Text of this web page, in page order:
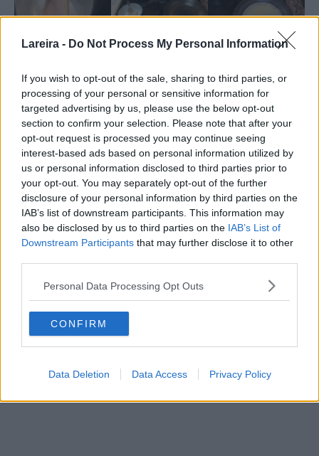
Lareira - Do Not Process My Personal Information
If you wish to opt-out of the sale, sharing to third parties, or
processing of your personal or sensitive information for
targeted advertising by us, please use the below opt-out
section to confirm your selection. Please note that after your
opt-out request is processed you may continue seeing
interest-based ads based on personal information utilized by
us or personal information disclosed to third parties prior to
your opt-out. You may separately opt-out of the further
disclosure of your personal information by third parties on the
IAB’s list of downstream participants. This information may
also be disclosed by us to third parties on the IAB’s List of
Downstream Participants that may further disclose it to other
Personal Data Processing Opt Outs
CONFIRM
Data Deletion Data Access Privacy Policy
Nutrición
Calorías:
199.29 kcal | Carbohidratos: 25.75 Proteínas: 8.97
g Grasa saturada: 2.08 g| Grasa trans: 0.02 g |
Colesterol:165.26mg|Sodio:844.14mg|Potasio:96.55
Fibra:0.9g|Azúcar:0.25g| Vitamina A: 237.6IU |Calcio:
33.62mg|Hierro:2.32mg